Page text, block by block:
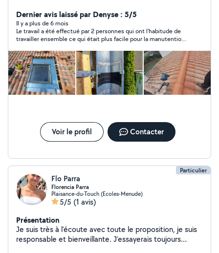
Dernier avis laissé par Denyse : 5/5
Il y a plus de 6 mois
Le travail a été effectué par 2 personnes qui ont l'habitude de
travailler ensemble ce qui était plus facile pour la manutention.
ses coordonnées.
Voir le profil Contacter
Particulier
Flo Parra
Florencia Parra
Plaisance-du-Touch (Ecoles-Menude)
5/5 (1 avis)
Présentation
Je suis très à l'écoute avec toute le proposition, je suis
responsable et bienveillante. J'essayerais toujours